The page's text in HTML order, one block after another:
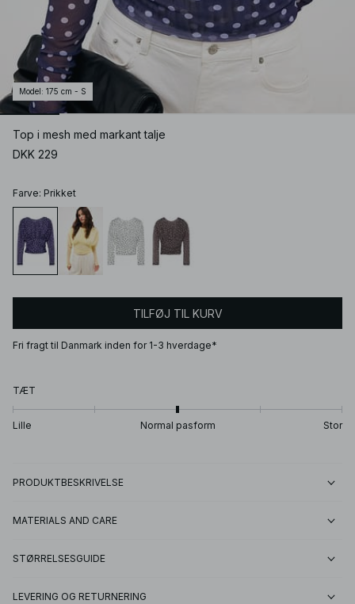
Model : 175 cm - S
Top i mesh med markant talje
DKK 229
Farve: Prikket
TILFØJ TIL KURV
Fri fragt til Danmark inden for 1-3 hverdage*
TÆT
Lille Normal pasform Stor
PRODUKTBESKRIVELSE
MATERIALS AND CARE
STØRRELSESGUIDE
LEVERING OG RETURNERING